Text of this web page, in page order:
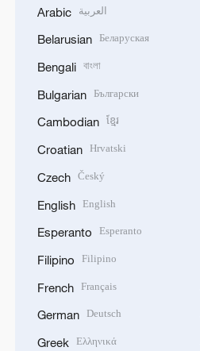
Arabic العربية
Belarusian Беларуская
Bengali বাংলা
Bulgarian Български
Cambodian ខ្មែរ
Croatian Hrvatski
Czech Český
English English
Esperanto Esperanto
Filipino Filipino
French Français
German Deutsch
Greek Ελληνικά